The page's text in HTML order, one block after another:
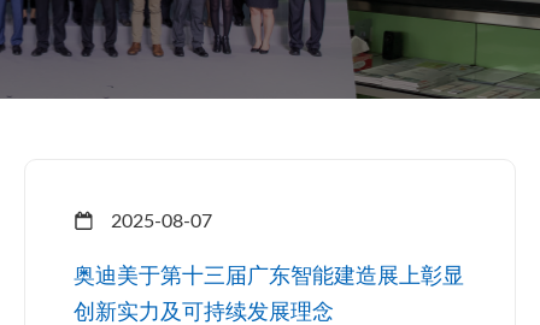
2025-08-07
奥迪美于第十三届广东智能建造展上彰显
创新实力及可持续发展理念